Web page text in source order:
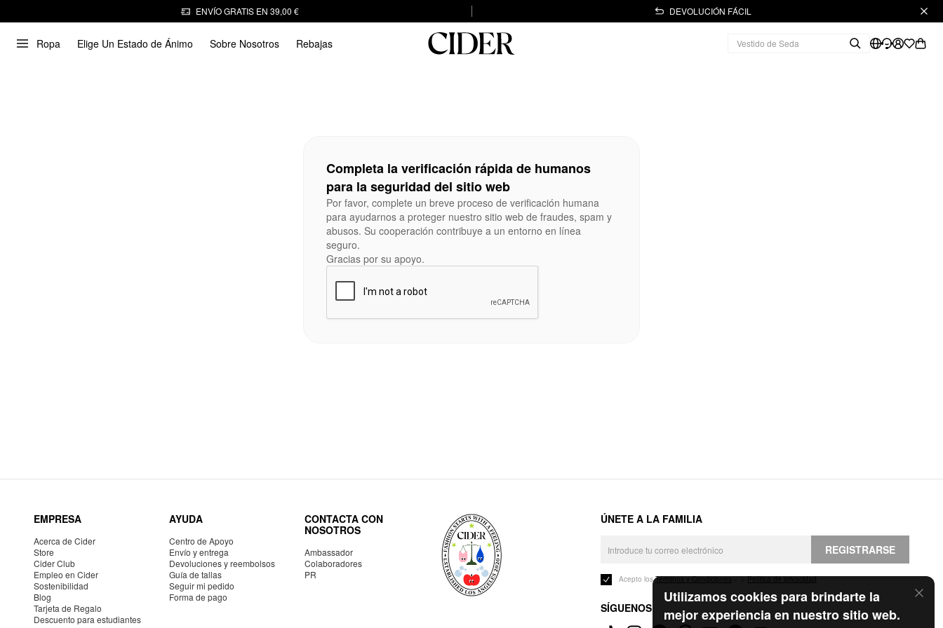
ENVÍO GRATIS EN 39,00 € DEVOLUCIÓN FÁCIL
Ropa Elige Un Estado de Ánimo Sobre Nosotros Rebajas
Utilizamos cookies para brindarte la
mejor experiencia en nuestro sitio web.
Completa la verificación rápida de humanos
para la seguridad del sitio web
Por favor, complete un breve proceso de verificación humana
para ayudarnos a proteger nuestro sitio web de fraudes, spam y
abusos. Su cooperación contribuye a un entorno en línea
seguro.
Gracias por su apoyo.
EMPRESA
Acerca de Cider
Store
Cider Club
Empleo en Cider
Sostenibilidad
Blog
Tarjeta de Regalo
Descuento para estudiantes
AYUDA
Centro de Apoyo
Envío y entrega
Devoluciones y reembolsos
Guía de tallas
Seguir mi pedido
Forma de pago
CONTACTA CON
NOSOTROS
Ambassador
Colaboradores
PR
ÚNETE A LA FAMILIA
REGISTRARSE
Acepto losTérminos y Condicionesy laPolítica de privacidad.
SÍGUENOS